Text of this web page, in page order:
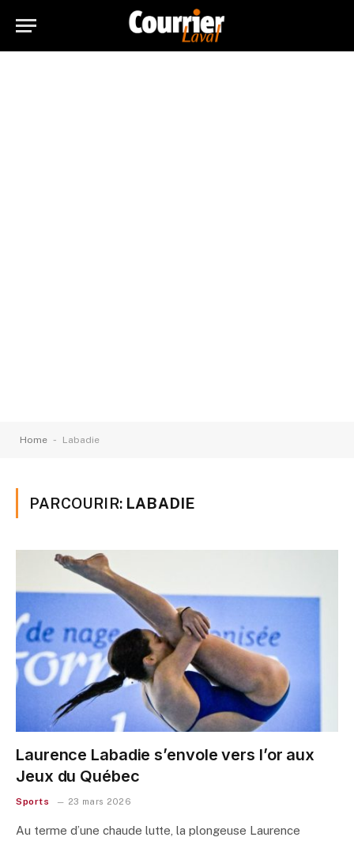
Home - Labadie
PARCOURIR: LABADIE
Laurence Labadie s’envole vers l’or aux
Jeux du Québec
Sports 23 mars 2026
Au terme d’une chaude lutte, la plongeuse Laurence